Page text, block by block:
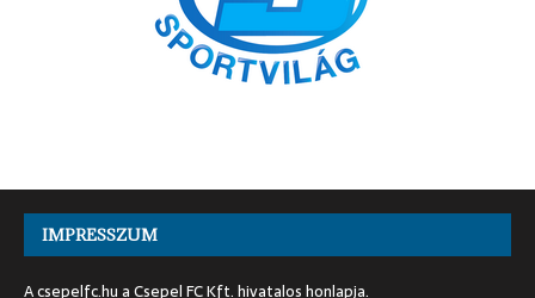
IMPRESSZUM
A csepelfc.hu a Csepel FC Kft. hivatalos honlapja.